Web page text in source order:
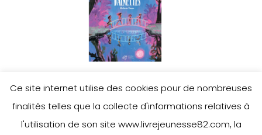
Ce site internet utilise des cookies pour de nombreuses
finalités telles que la collecte d'informations relatives à
l'utilisation de son site www.livrejeunesse82.com, la